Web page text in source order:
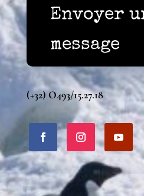
Envoyer
message
(+32) O493/15.27.18